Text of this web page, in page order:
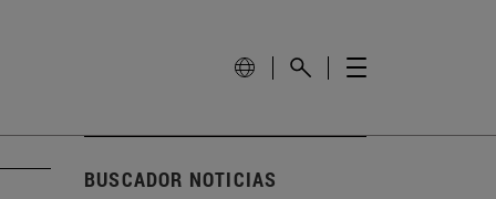
BUSCADOR NOTICIAS